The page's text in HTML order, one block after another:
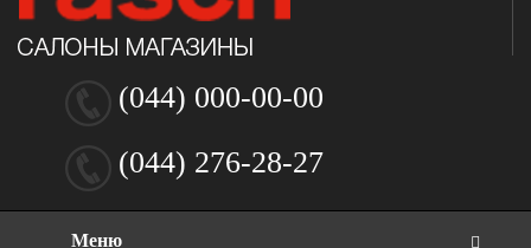
(044) 000-00-00
(044) 276-28-27
Меню